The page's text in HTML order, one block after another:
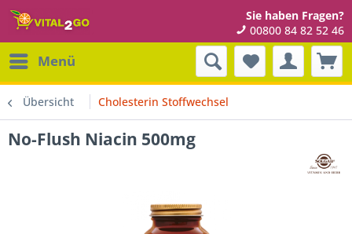
Sie haben Fragen?
00800 84 82 52 46
Menü
Übersicht Cholesterin Stoffwechsel
No-Flush Niacin 500mg